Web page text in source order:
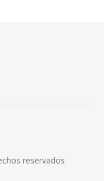
reservados